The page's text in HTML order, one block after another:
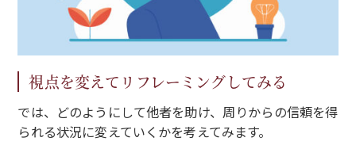
視点を変えてリフレーミングしてみる
では、どのようにして他者を助け、周りからの信頼を得
られる状況に変えていくかを考えてみます。